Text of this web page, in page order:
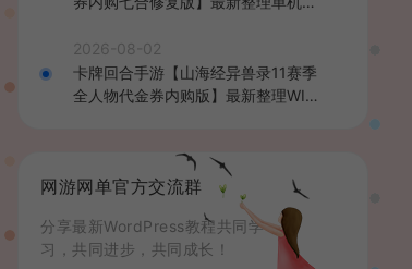
理后台+GM授权后台+简易安卓客户
端+详细搭建教程+视频教程
2026-08-02
卡牌回合手游【山海经异兽录11赛季
全人物代金券内购版】最新整理WIN
网游网单官方交流群
分享最新WordPress教程共同学
习，共同进步，共同成长！